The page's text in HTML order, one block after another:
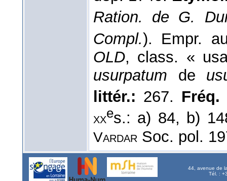
Ration. de G.
Compl.). Empr.
OLD, class. «
usurpatum de
littér.: 267.
xxes.: a) 84, b)
Vardar Soc. pol.
44, avenue de
Tél. :